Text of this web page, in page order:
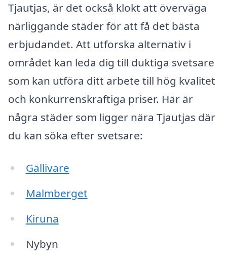
Tjautjas, är det också klokt att överväga
närliggande städer för att få det bästa
erbjudandet. Att utforska alternativ i
området kan leda dig till duktiga svetsare
som kan utföra ditt arbete till hög kvalitet
och konkurrenskraftiga priser. Här är
några städer som ligger nära Tjautjas där
du kan söka efter svetsare:
Gällivare
Malmberget
Kiruna
Nybyn